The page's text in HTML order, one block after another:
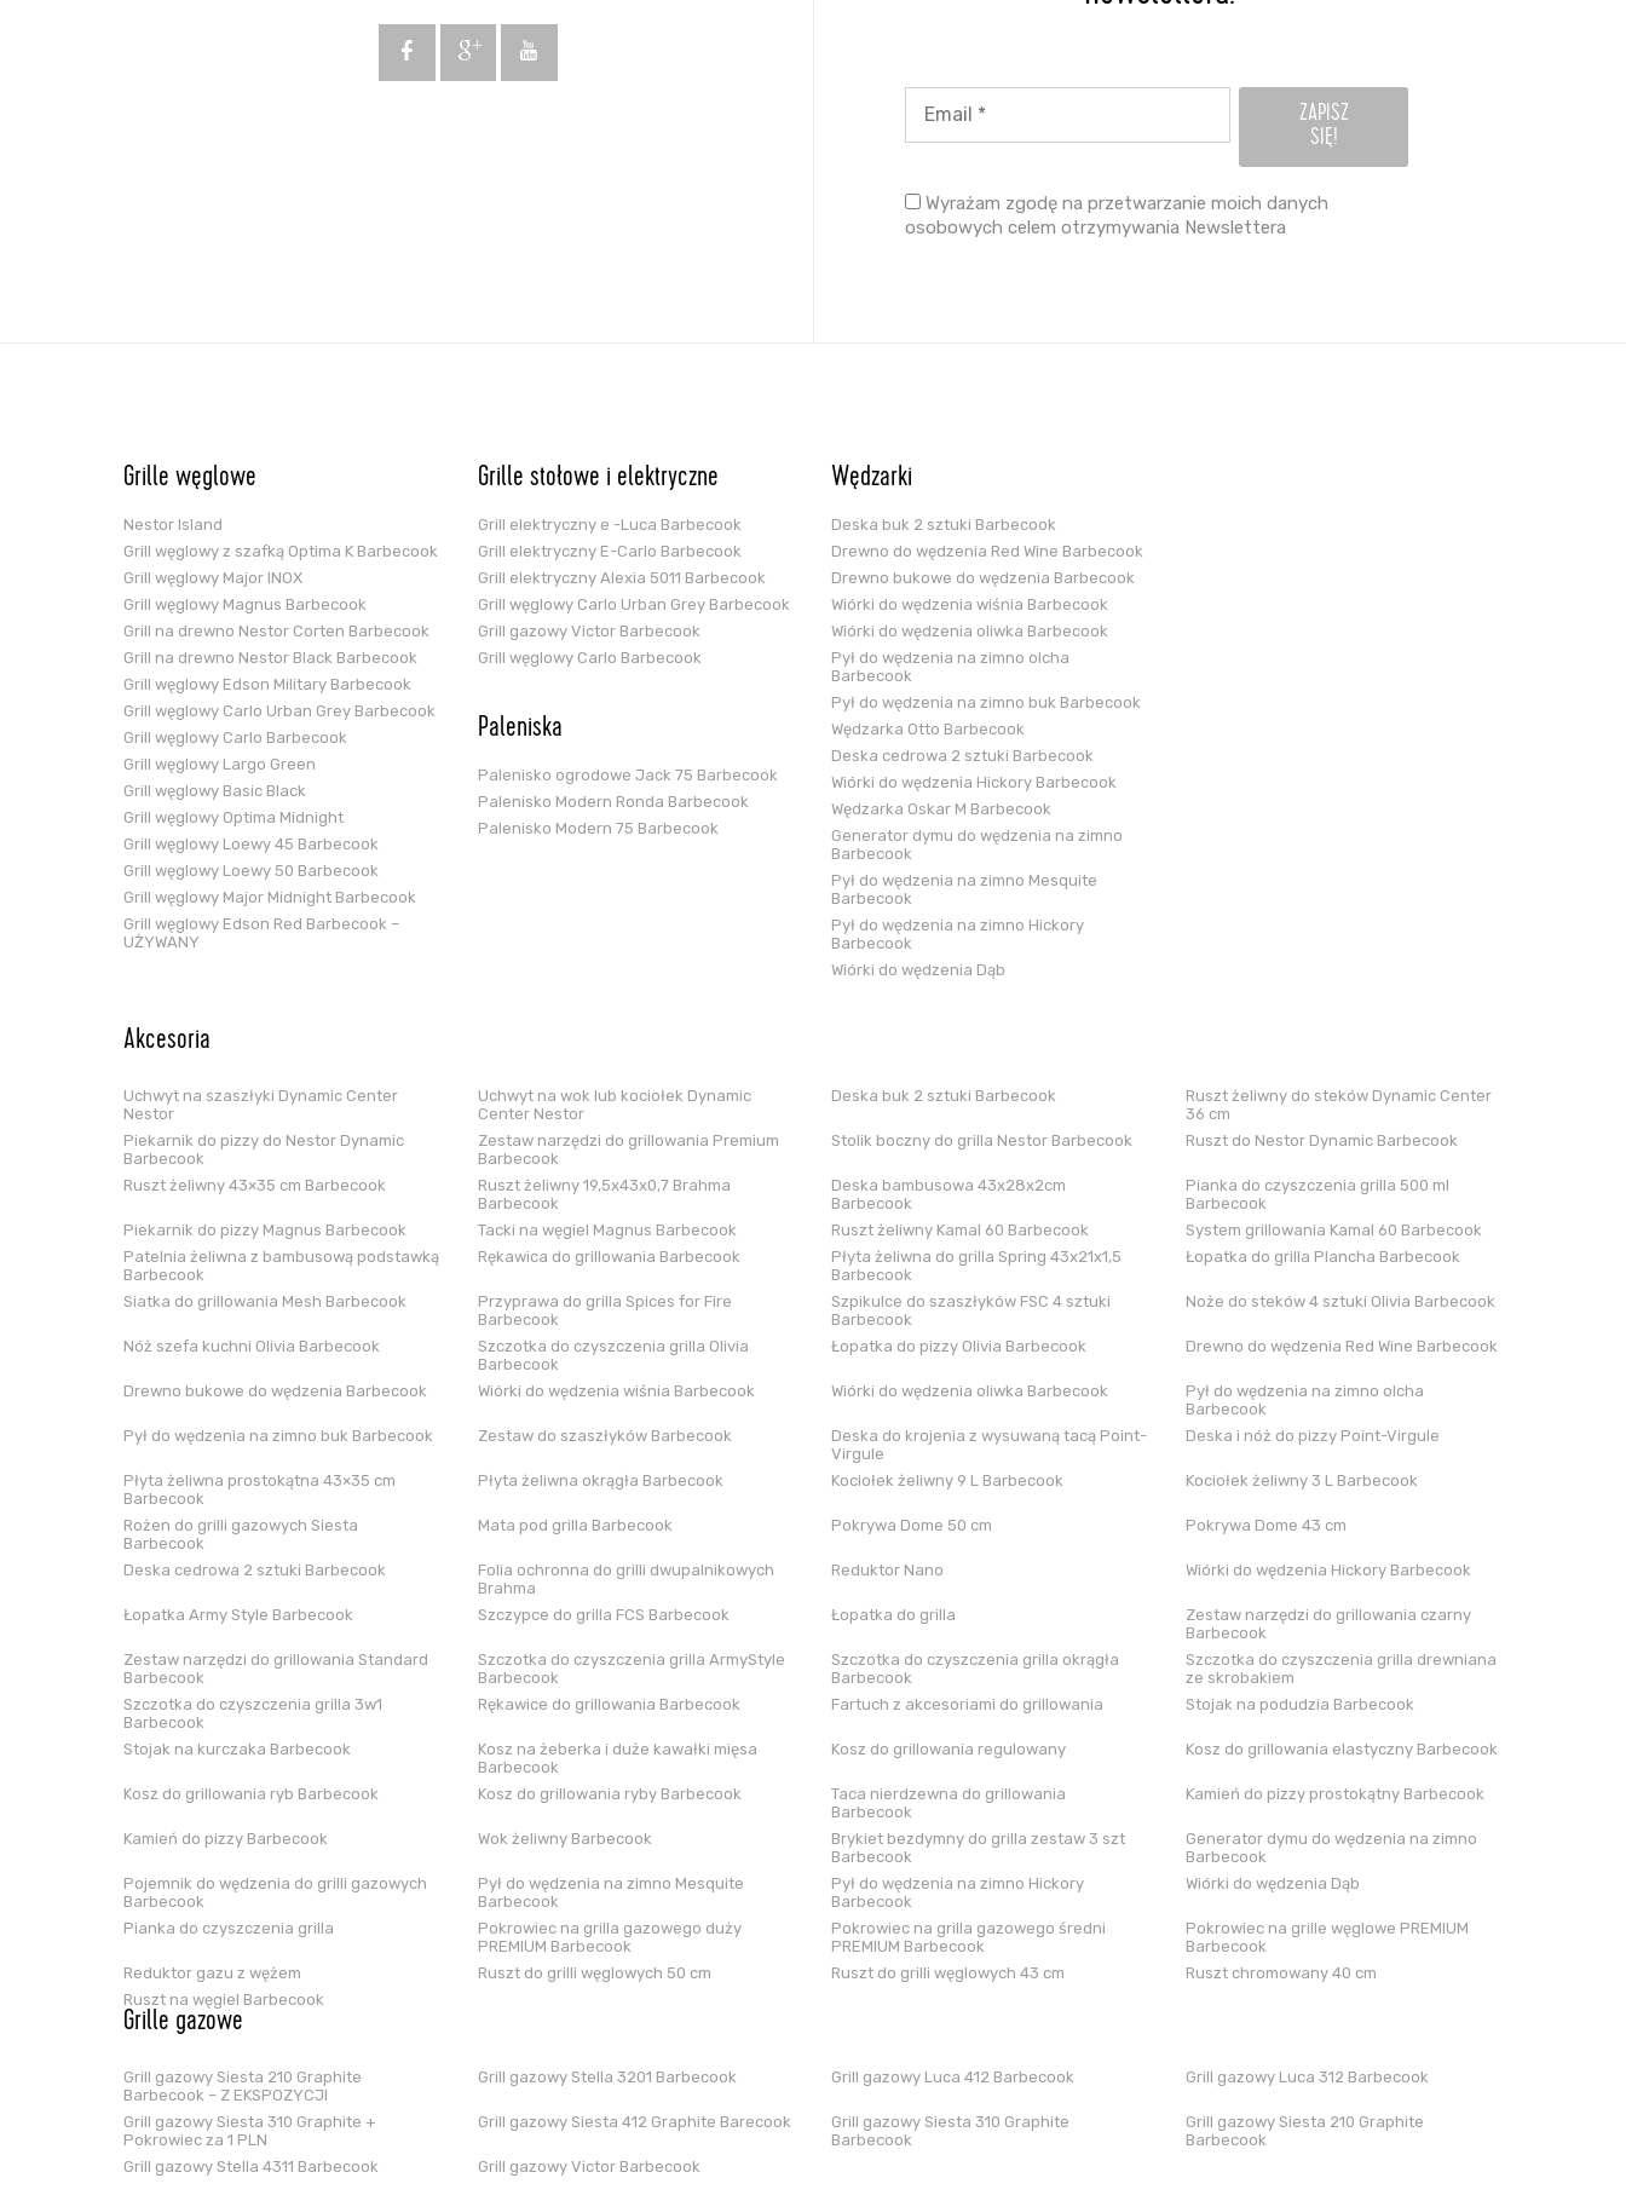
Wyrażam zgodę na przetwarzanie moich danych
osobowych celem otrzymywania Newslettera
Grille węglowe
Nestor Island
Grill węglowy z szafką Optima K Barbecook
Grill węglowy Major INOX
Grill węglowy Magnus Barbecook
Grill na drewno Nestor Corten Barbecook
Grill na drewno Nestor Black Barbecook
Grill węglowy Edson Military Barbecook
Grill węglowy Carlo Urban Grey Barbecook
Grill węglowy Carlo Barbecook
Grill węglowy Largo Green
Grill węglowy Basic Black
Grill węglowy Optima Midnight
Grill węglowy Loewy 45 Barbecook
Grill węglowy Loewy 50 Barbecook
Grill węglowy Major Midnight Barbecook
Grill węglowy Edson Red Barbecook –
UŻYWANY
Grille stołowe i elektryczne
Grill elektryczny e -Luca Barbecook
Grill elektryczny E-Carlo Barbecook
Grill elektryczny Alexia 5011 Barbecook
Grill węglowy Carlo Urban Grey Barbecook
Grill gazowy Victor Barbecook
Grill węglowy Carlo Barbecook
Paleniska
Palenisko ogrodowe Jack 75 Barbecook
Palenisko Modern Ronda Barbecook
Palenisko Modern 75 Barbecook
Wędzarki
Deska buk 2 sztuki Barbecook
Drewno do wędzenia Red Wine Barbecook
Drewno bukowe do wędzenia Barbecook
Wiórki do wędzenia wiśnia Barbecook
Wiórki do wędzenia oliwka Barbecook
Pył do wędzenia na zimno olcha
Barbecook
Pył do wędzenia na zimno buk Barbecook
Wędzarka Otto Barbecook
Deska cedrowa 2 sztuki Barbecook
Wiórki do wędzenia Hickory Barbecook
Wędzarka Oskar M Barbecook
Generator dymu do wędzenia na zimno
Barbecook
Pył do wędzenia na zimno Mesquite
Barbecook
Pył do wędzenia na zimno Hickory
Barbecook
Wiórki do wędzenia Dąb
Akcesoria
Uchwyt na szaszłyki Dynamic Center
Nestor
Uchwyt na wok lub kociołek Dynamic
Center Nestor
Deska buk 2 sztuki Barbecook
Ruszt żeliwny do steków Dynamic Center
36 cm
Piekarnik do pizzy do Nestor Dynamic
Barbecook
Zestaw narzędzi do grillowania Premium
Barbecook
Stolik boczny do grilla Nestor Barbecook Ruszt do Nestor Dynamic Barbecook
Ruszt żeliwny 43×35 cm Barbecook
Ruszt żeliwny 19,5x43x0,7 Brahma
Barbecook
Deska bambusowa 43x28x2cm
Barbecook
Pianka do czyszczenia grilla 500 ml
Barbecook
Piekarnik do pizzy Magnus Barbecook
Tacki na węgiel Magnus Barbecook Ruszt żeliwny Kamal 60 Barbecook
System grillowania Kamal 60 Barbecook
Patelnia żeliwna z bambusową podstawką
Barbecook
Rękawica do grillowania Barbecook
Płyta żeliwna do grilla Spring 43x21x1,5
Barbecook
Łopatka do grilla Plancha Barbecook
Siatka do grillowania Mesh Barbecook
Przyprawa do grilla Spices for Fire
Barbecook
Szpikulce do szaszłyków FSC 4 sztuki
Barbecook
Noże do steków 4 sztuki Olivia Barbecook
Nóż szefa kuchni Olivia Barbecook
Szczotka do czyszczenia grilla Olivia
Barbecook
Łopatka do pizzy Olivia Barbecook Drewno do wędzenia Red Wine Barbecook
Drewno bukowe do wędzenia Barbecook Wiórki do wędzenia wiśnia Barbecook Wiórki do wędzenia oliwka Barbecook
Pył do wędzenia na zimno olcha
Barbecook
Pył do wędzenia na zimno buk Barbecook
Zestaw do szaszłyków Barbecook
Deska do krojenia z wysuwaną tacą Point-
Virgule
Deska i nóż do pizzy Point-Virgule
Płyta żeliwna prostokątna 43×35 cm
Barbecook
Płyta żeliwna okrągła Barbecook Kociołek żeliwny 9 L Barbecook Kociołek żeliwny 3 L Barbecook
Rożen do grilli gazowych Siesta
Barbecook
Mata pod grilla Barbecook Pokrywa Dome 50 cm Pokrywa Dome 43 cm
Deska cedrowa 2 sztuki Barbecook
Folia ochronna do grilli dwupalnikowych
Brahma
Reduktor Nano Wiórki do wędzenia Hickory Barbecook
Łopatka Army Style Barbecook Szczypce do grilla FCS Barbecook Łopatka do grilla
Zestaw narzędzi do grillowania czarny
Barbecook
Zestaw narzędzi do grillowania Standard
Barbecook
Szczotka do czyszczenia grilla ArmyStyle
Barbecook
Szczotka do czyszczenia grilla okrągła
Barbecook
Szczotka do czyszczenia grilla drewniana
ze skrobakiem
Szczotka do czyszczenia grilla 3w1
Barbecook
Rękawice do grillowania Barbecook Fartuch z akcesoriami do grillowania Stojak na podudzia Barbecook
Stojak na kurczaka Barbecook
Kosz na żeberka i duże kawałki mięsa
Barbecook
Kosz do grillowania regulowany Kosz do grillowania elastyczny Barbecook
Kosz do grillowania ryb Barbecook Kosz do grillowania ryby Barbecook
Taca nierdzewna do grillowania
Barbecook
Kamień do pizzy prostokątny Barbecook
Kamień do pizzy Barbecook Wok żeliwny Barbecook
Brykiet bezdymny do grilla zestaw 3 szt
Barbecook
Generator dymu do wędzenia na zimno
Barbecook
Pojemnik do wędzenia do grilli gazowych
Barbecook
Pył do wędzenia na zimno Mesquite
Barbecook
Pył do wędzenia na zimno Hickory
Barbecook
Wiórki do wędzenia Dąb
Pianka do czyszczenia grilla
Pokrowiec na grilla gazowego duży
PREMIUM Barbecook
Pokrowiec na grilla gazowego średni
PREMIUM Barbecook
Pokrowiec na grille węglowe PREMIUM
Barbecook
Reduktor gazu z wężem
Ruszt do grilli węglowych 50 cm Ruszt do grilli węglowych 43 cm
Ruszt chromowany 40 cm
Ruszt na węgiel Barbecook
Grille gazowe
Grill gazowy Siesta 210 Graphite
Barbecook – Z EKSPOZYCJI
Grill gazowy Stella 3201 Barbecook Grill gazowy Luca 412 Barbecook Grill gazowy Luca 312 Barbecook
Grill gazowy Siesta 310 Graphite +
Pokrowiec za 1 PLN
Grill gazowy Siesta 412 Graphite Barecook
Grill gazowy Siesta 310 Graphite
Barbecook
Grill gazowy Siesta 210 Graphite
Barbecook
Grill gazowy Stella 4311 Barbecook
Grill gazowy Victor Barbecook